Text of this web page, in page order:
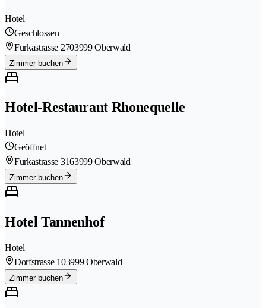
Hotel
Geschlossen
Furkastrasse 2703999 Oberwald
Zimmer buchen
Hotel-Restaurant Rhonequelle
Hotel
Geöffnet
Furkastrasse 3163999 Oberwald
Zimmer buchen
Hotel Tannenhof
Hotel
Dorfstrasse 103999 Oberwald
Zimmer buchen